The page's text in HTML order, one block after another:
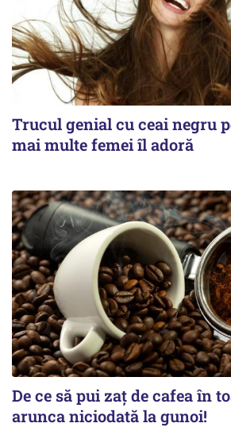
Trucul genial cu ceai negru
mai multe femei îl adoră
De ce să pui zaț de cafea în
arunca niciodată la gunoi!